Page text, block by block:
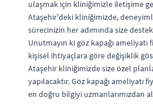
ulaşmak için kliniğimizle iletişime
Ataşehir'deki kliniğimizde,
sürecinizin her adımında size
Unutmayın ki göz kapağı ameliyatı
kişisel ihtiyaçlara göre değişiklik
Ataşehir kliniğimizde size özel
yapılacaktır. Göz kapağı ameliyatı
en doğru bilgiyi uzmanlarımızdan